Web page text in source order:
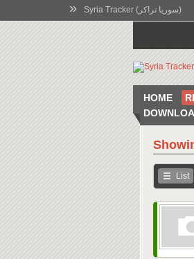
» Syria Tracker (سوريا تراكر)
HOME
List